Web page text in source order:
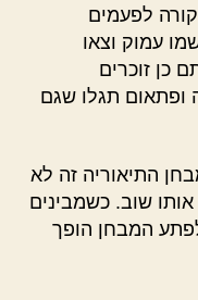
לפעמים
עמוק וצאו
כן זוכרים
ופתאום תגלו שגם
התיאוריה זה לא
שוב. כשמבינים
המבחן הופך